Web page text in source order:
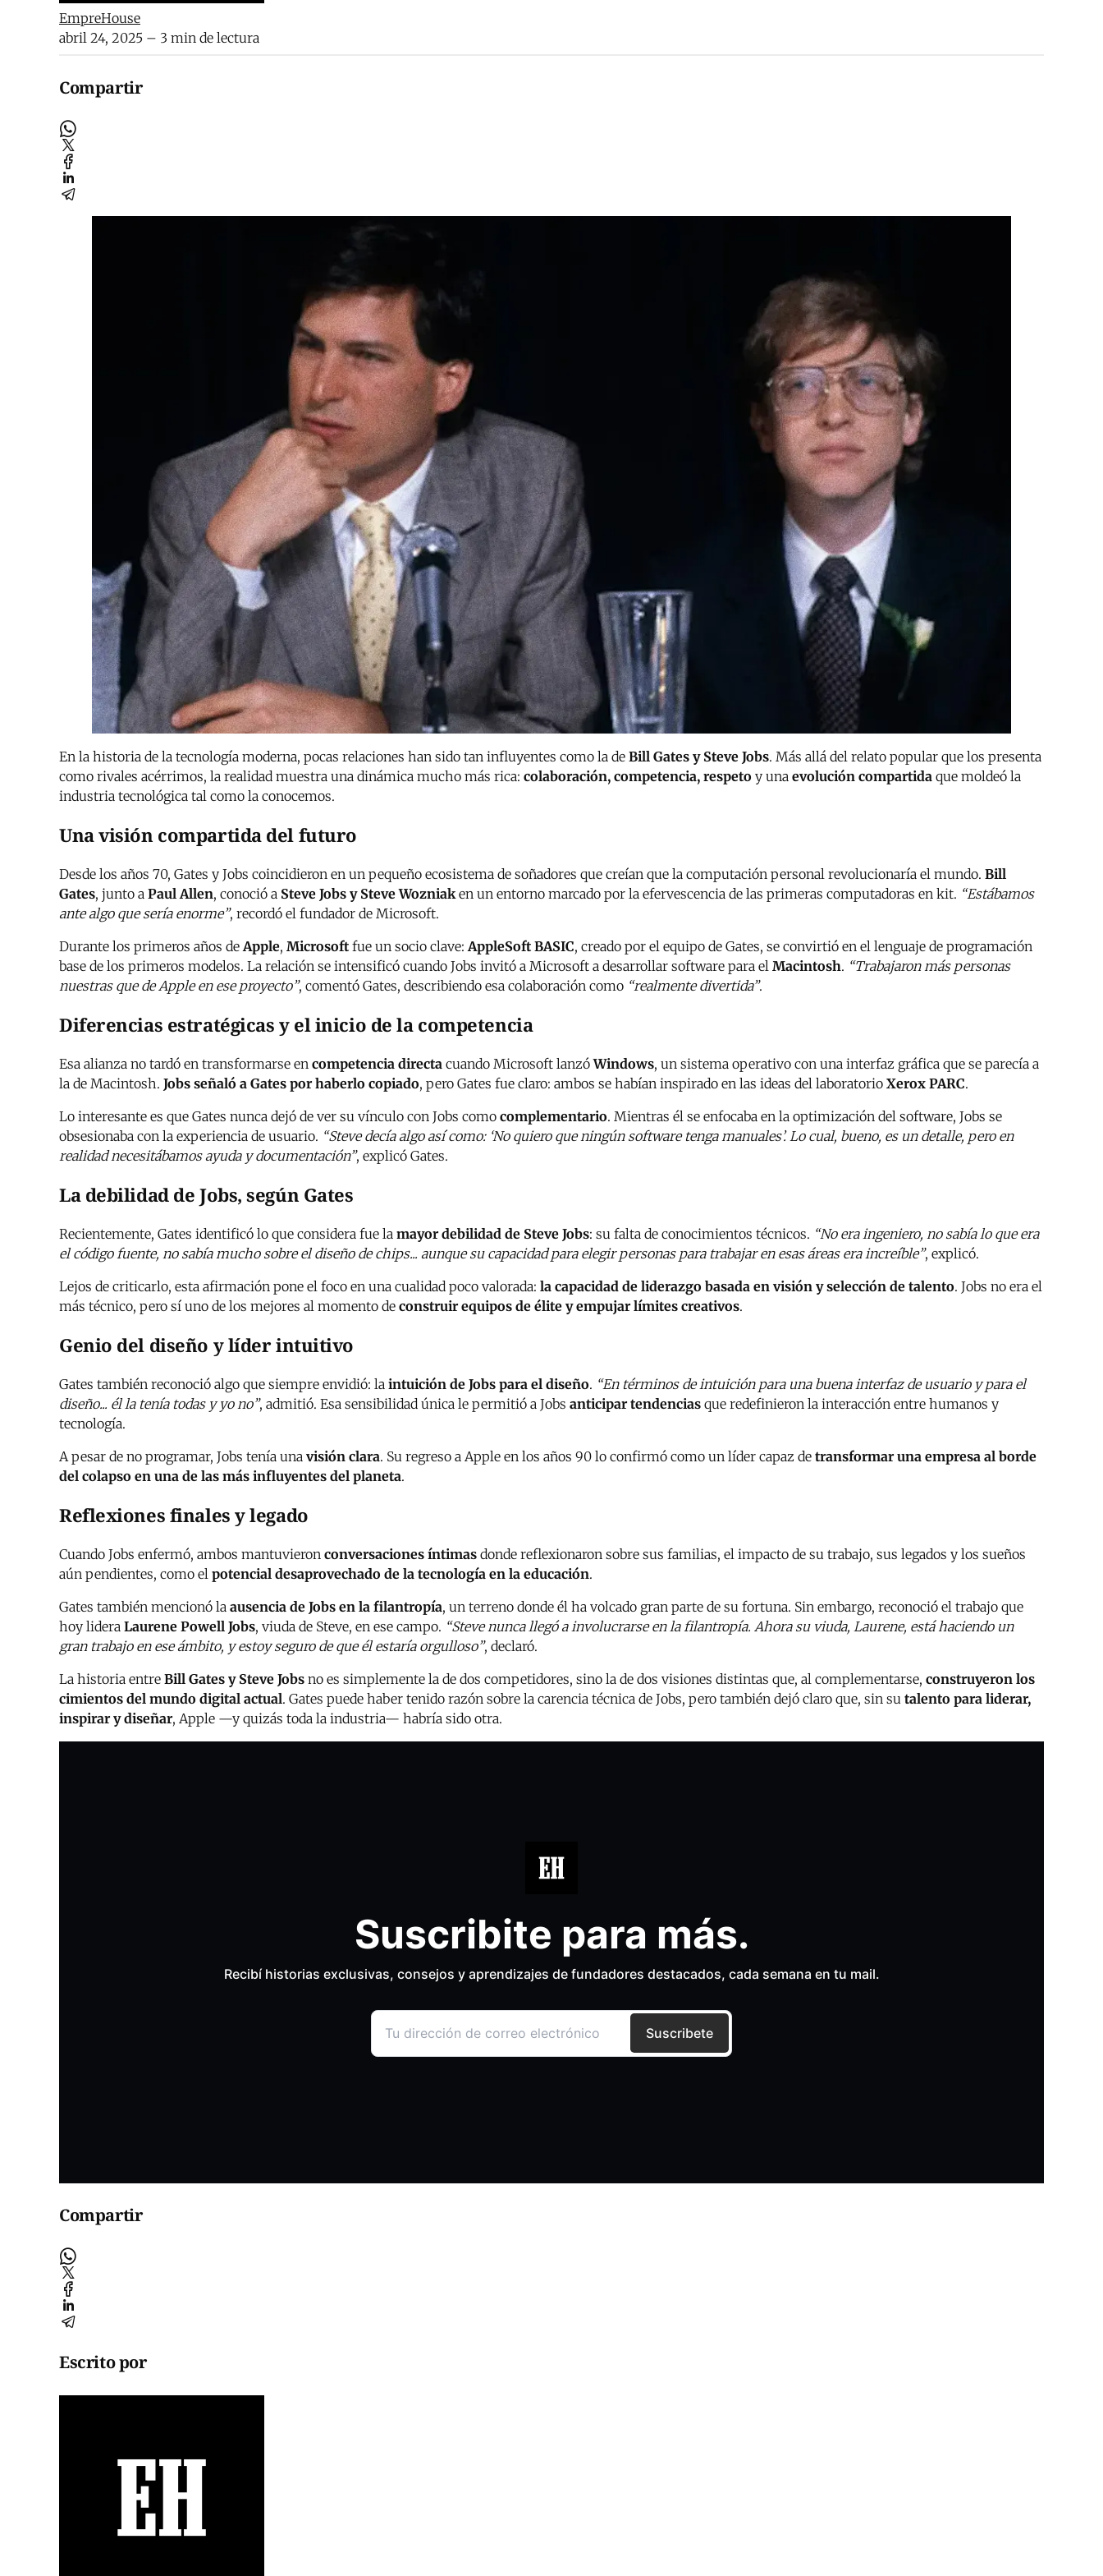
EmpreHouse
abril 24, 2025 – 3 min de lectura
Compartir
En la historia de la tecnología moderna, pocas relaciones han sido tan influyentes como la de Bill Gates y Steve Jobs. Más allá del relato popular que los presenta
como rivales acérrimos, la realidad muestra una dinámica mucho más rica: colaboración, competencia, respeto y una evolución compartida que moldeó la
industria tecnológica tal como la conocemos.
Una visión compartida del futuro
Desde los años 70, Gates y Jobs coincidieron en un pequeño ecosistema de soñadores que creían que la computación personal revolucionaría el mundo. Bill
Gates, junto a Paul Allen, conoció a Steve Jobs y Steve Wozniak en un entorno marcado por la efervescencia de las primeras computadoras en kit. “Estábamos
ante algo que sería enorme”, recordó el fundador de Microsoft.
Durante los primeros años de Apple, Microsoft fue un socio clave: AppleSoft BASIC, creado por el equipo de Gates, se convirtió en el lenguaje de programación
base de los primeros modelos. La relación se intensificó cuando Jobs invitó a Microsoft a desarrollar software para el Macintosh. “Trabajaron más personas
nuestras que de Apple en ese proyecto”, comentó Gates, describiendo esa colaboración como “realmente divertida”.
Diferencias estratégicas y el inicio de la competencia
Esa alianza no tardó en transformarse en competencia directa cuando Microsoft lanzóWindows, un sistema operativo con una interfaz gráfica que se parecía a
la de Macintosh. Jobs señaló a Gates por haberlo copiado, pero Gates fue claro: ambos se habían inspirado en las ideas del laboratorio Xerox PARC.
Lo interesante es que Gates nunca dejó de ver su vínculo con Jobs como complementario. Mientras él se enfocaba en la optimización del software, Jobs se
obsesionaba con la experiencia de usuario. “Steve decía algo así como: ‘No quiero que ningún software tenga manuales’. Lo cual, bueno, es un detalle, pero en
realidad necesitábamos ayuda y documentación”, explicó Gates.
La debilidad de Jobs, según Gates
Recientemente, Gates identificó lo que considera fue la mayor debilidad de Steve Jobs: su falta de conocimientos técnicos. “No era ingeniero, no sabía lo que era
el código fuente, no sabía mucho sobre el diseño de chips... aunque su capacidad para elegir personas para trabajar en esas áreas era increíble”, explicó.
Lejos de criticarlo, esta afirmación pone el foco en una cualidad poco valorada: la capacidad de liderazgo basada en visión y selección de talento. Jobs no era el
más técnico, pero sí uno de los mejores al momento de construir equipos de élite y empujar límites creativos.
Genio del diseño y líder intuitivo
Gates también reconoció algo que siempre envidió: la intuición de Jobs para el diseño. “En términos de intuición para una buena interfaz de usuario y para el
diseño... él la tenía todas y yo no”, admitió. Esa sensibilidad única le permitió a Jobs anticipar tendencias que redefinieron la interacción entre humanos y
tecnología.
A pesar de no programar, Jobs tenía una visión clara. Su regreso a Apple en los años 90 lo confirmó como un líder capaz de transformar una empresa al borde
del colapso en una de las más influyentes del planeta.
Reflexiones finales y legado
Cuando Jobs enfermó, ambos mantuvieron conversaciones íntimas donde reflexionaron sobre sus familias, el impacto de su trabajo, sus legados y los sueños
aún pendientes, como el potencial desaprovechado de la tecnología en la educación.
Gates también mencionó la ausencia de Jobs en la filantropía, un terreno donde él ha volcado gran parte de su fortuna. Sin embargo, reconoció el trabajo que
hoy lidera Laurene Powell Jobs, viuda de Steve, en ese campo. “Steve nunca llegó a involucrarse en la filantropía. Ahora su viuda, Laurene, está haciendo un
gran trabajo en ese ámbito, y estoy seguro de que él estaría orgulloso”, declaró.
La historia entre Bill Gates y Steve Jobs no es simplemente la de dos competidores, sino la de dos visiones distintas que, al complementarse, construyeron los
cimientos del mundo digital actual. Gates puede haber tenido razón sobre la carencia técnica de Jobs, pero también dejó claro que, sin su talento para liderar,
inspirar y diseñar, Apple —y quizás toda la industria— habría sido otra.
Compartir
Escrito por